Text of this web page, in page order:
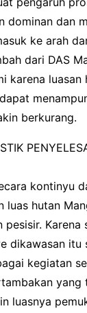
dominan dan
ke arah
dari DAS
karena luasan
berkurang.
kontinyu
luas hutan
Karena
dikawasan itu
kegiatan
yang
luasnya